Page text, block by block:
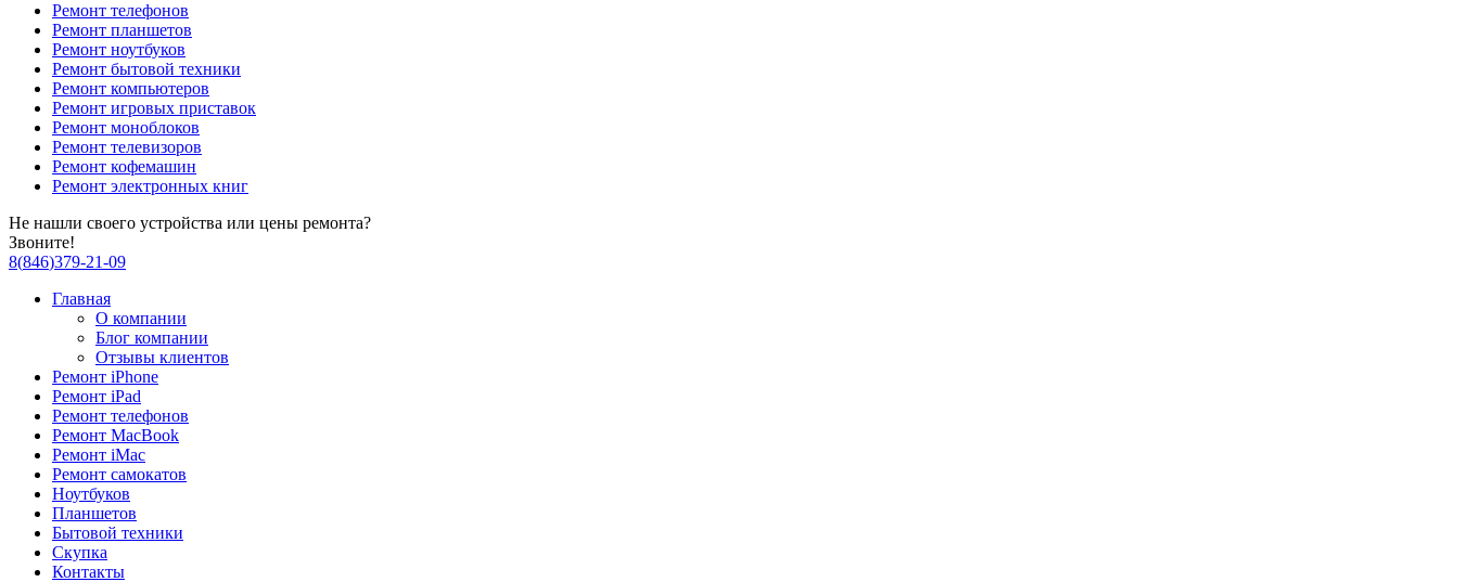
Ремонт телефонов
Ремонт планшетов
Ремонт ноутбуков
Ремонт бытовой техники
Ремонт компьютеров
Ремонт игровых приставок
Ремонт моноблоков
Ремонт телевизоров
Ремонт кофемашин
Ремонт электронных книг
Не нашли своего устройства или цены ремонта?
Звоните!
8(846)379-21-09
Главная
О компании
Блог компании
Отзывы клиентов
Ремонт iPhone
Ремонт iPad
Ремонт телефонов
Ремонт MacBook
Ремонт iMac
Ремонт самокатов
Ноутбуков
Планшетов
Бытовой техники
Скупка
Контакты